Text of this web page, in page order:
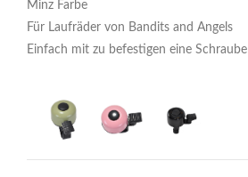
Minz Farbe
Für Laufräder von Bandits and Angels
Einfach mit zu befestigen eine Schraube